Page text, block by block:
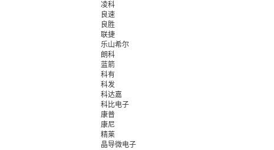
凌科
良速
良胜
联捷
乐山希尔
朗科
蓝箭
科有
科发
科达嘉
科比电子
康普
康尼
精莱
晶导微电子